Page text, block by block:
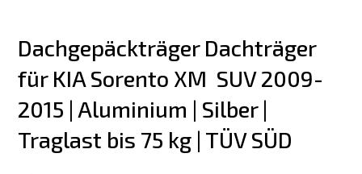
Dachgepäckträger Dachträger
für KIA Sorento XM  SUV 2009-
2015 | Aluminium | Silber |
Traglast bis 75 kg | TÜV SÜD